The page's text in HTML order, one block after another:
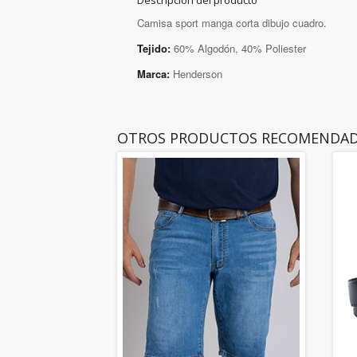
Camisa sport manga corta dibujo cuadro.
Tejido: 60% Algodón, 40% Poliester
Marca: Henderson
OTROS PRODUCTOS